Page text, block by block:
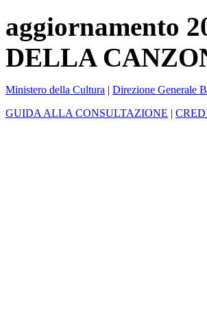
aggiornamento
DELLA
Ministero della Cultura | Direzione Generale
GUIDA ALLA CONSULTAZIONE |